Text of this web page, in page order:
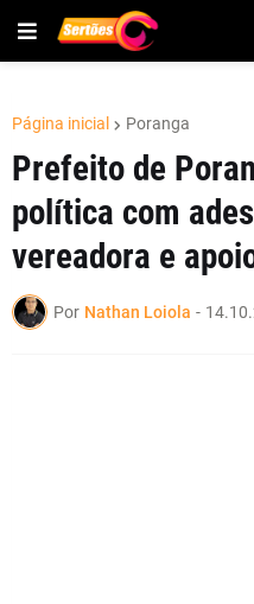
Página inicial Poranga
Prefeito de
política com
vereadora e
Por Nathan Loiola -